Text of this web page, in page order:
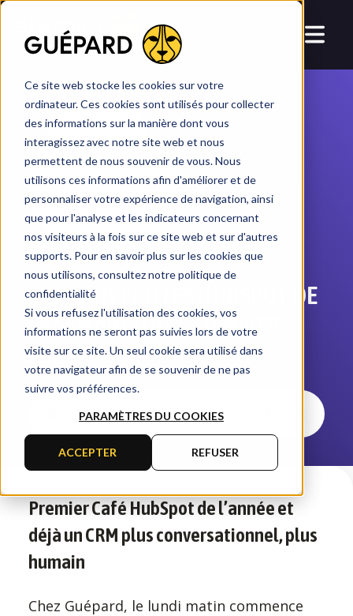
Ce site web stocke les cookies sur votre
ordinateur. Ces cookies sont utilisés pour collecter
des informations sur la manière dont vous
interagissez avec notre site web et nous
permettent de nous souvenir de vous. Nous
utilisons ces informations afin d'améliorer et de
personnaliser votre expérience de navigation, ainsi
que pour l'analyse et les indicateurs concernant
nos visiteurs à la fois sur ce site web et sur d'autres
supports. Pour en savoir plus sur les cookies que
nous utilisons, consultez notre politique de
confidentialité
Si vous refusez l'utilisation des cookies, vos
informations ne seront pas suivies lors de votre
visite sur ce site. Un seul cookie sera utilisé dans
votre navigateur afin de se souvenir de ne pas
suivre vos préférences.
PARAMÈTRES DU COOKIES
ACCEPTER REFUSER
AI ME TON CRM
dans
HubSpot
Blogue
LES NOUVEAUTÉS HUBSPOT DE
LA SEMAINE DU 11 JANVIER
2026
Premier Café HubSpot de l’année et
déjà un CRM plus conversationnel, plus
humain
Chez Guépard, le lundi matin commence